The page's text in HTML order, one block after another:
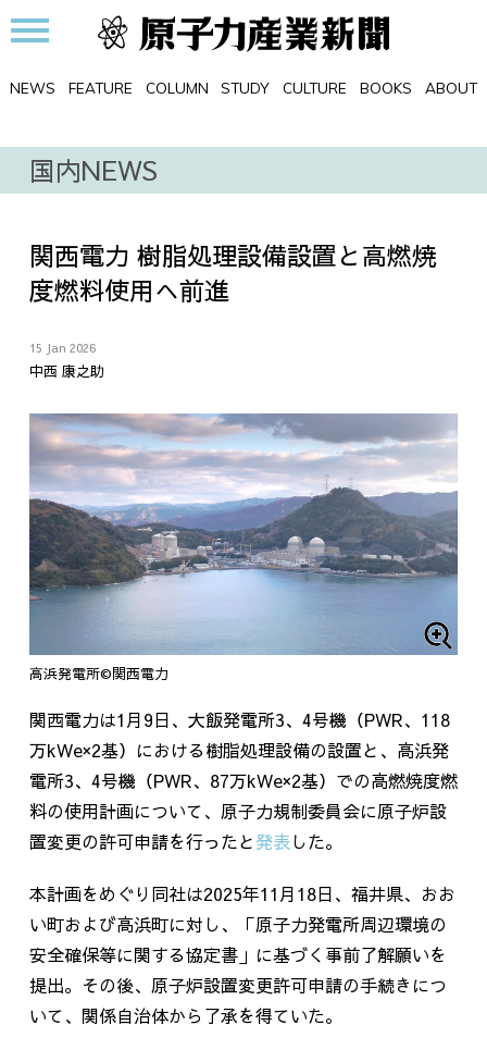
NEWS FEATURE COLUMN STUDY CULTURE BOOKS ABOUT
国内NEWS
関西電力 樹脂処理設備設置と高燃焼
度燃料使用へ前進
15 Jan 2026
中西 康之助
高浜発電所©関西電力
関西電力は1月9日、大飯発電所3、 4号機（PWR、 118
万kWe×2基）における樹脂処理設備の設置と、高浜発
電所3、 4号機（PWR、 87万kWe×2基）での高燃焼度燃
料の使用計画について、原子力規制委員会に原子炉設
置変更の許可申請を行ったと発表した。
本計画をめぐり同社は2025年11月18日、福井県、おお
い町および高浜町に対し、「原子力発電所周辺環境の
安全確保等に関する協定書」に基づく事前了解願いを
提出。その後、原子炉設置変更許可申請の手続きにつ
いて、関係自治体から了承を得ていた。